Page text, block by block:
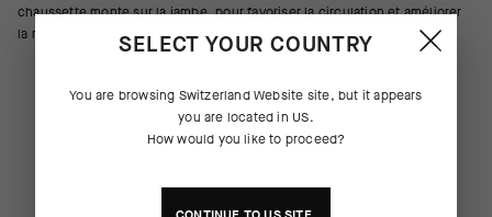
chaussette monte sur la jambe, pour favoriser la circulation et améliorer
la récupération.
SELECT YOUR COUNTRY
You are browsing Switzerland Website site, but it appears
you are located in US.
How would you like to proceed?